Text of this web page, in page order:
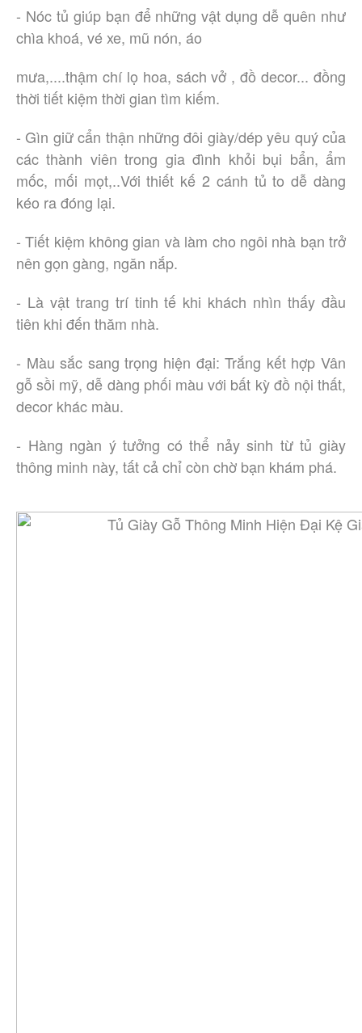
- Nóc tủ giúp bạn để những vật dụng dễ quên như
chìa khoá, vé xe, mũ nón, áo
mưa,....thậm chí lọ hoa, sách vở , đồ decor... đồng
thời tiết kiệm thời gian tìm kiếm.
- Gìn giữ cẩn thận những đôi giày/dép yêu quý của
các thành viên trong gia đình khỏi bụi bẩn, ẩm
mốc, mối mọt,..Với thiết kế 2 cánh tủ to dễ dàng
kéo ra đóng lại.
- Tiết kiệm không gian và làm cho ngôi nhà bạn trở
nên gọn gàng, ngăn nắp.
- Là vật trang trí tinh tế khi khách nhìn thấy đầu
tiên khi đến thăm nhà.
- Màu sắc sang trọng hiện đại: Trắng kết hợp Vân
gỗ sồi mỹ, dễ dàng phối màu với bất kỳ đồ nội thất,
decor khác màu.
- Hàng ngàn ý tưởng có thể nảy sinh từ tủ giày
thông minh này, tất cả chỉ còn chờ bạn khám phá.